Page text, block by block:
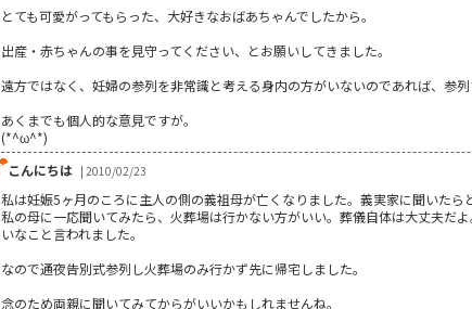
とても可愛がってもらった、大好きなおばあちゃんでしたから。
出産・赤ちゃんの事を見守ってください、とお願いしてきました。
遠方ではなく、妊婦の参列を非常識と考える身内の方がいないのであれば、参
あくまでも個人的な意見ですが。
(*^ω^*)
こんにちは | 2010/02/23
私は妊娠5ヶ月のころに主人の側の義祖母が亡くなりました。義実家に聞いたら
私の母に一応聞いてみたら、火葬場は行かない方がいい。葬儀自体は大丈夫だ
いなこと言われました。
なので通夜告別式参列し火葬場のみ行かず先に帰宅しました。
念のため両親に聞いてみてからがいいかもしれませんね。